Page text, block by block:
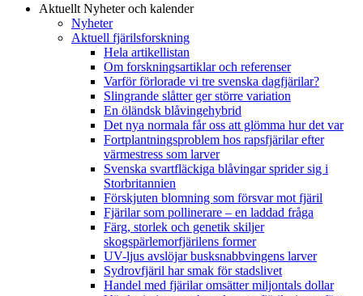
Aktuellt Nyheter och kalender
Nyheter
Aktuell fjärilsforskning
Hela artikellistan
Om forskningsartiklar och referenser
Varför förlorade vi tre svenska dagfjärilar?
Slingrande slåtter ger större variation
En öländsk blåvingehybrid
Det nya normala får oss att glömma hur det var
Fortplantningsproblem hos rapsfjärilar efter
värmestress som larver
Svenska svartfläckiga blåvingar sprider sig i
Storbritannien
Förskjuten blomning som försvar mot fjäril
Fjärilar som pollinerare – en laddad fråga
Färg, storlek och genetik skiljer
skogspärlemorfjärilens former
UV-ljus avslöjar busksnabbvingens larver
Sydrovfjäril har smak för stadslivet
Handel med fjärilar omsätter miljontals dollar